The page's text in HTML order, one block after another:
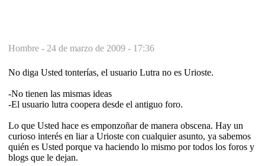
Hombre - 24 de marzo de 2009 - 17:36
No diga Usted tonterías, el usuario Lutra no es Urioste.
-No tienen las mismas ideas
-El usuario lutra coopera desde el antiguo foro.
Lo que Usted hace es emponzoñar de manera obscena. Hay un
curioso interés en liar a Urioste con cualquier asunto, ya sabemos
quién es Usted porque va haciendo lo mismo por todos los foros y
blogs que le dejan.